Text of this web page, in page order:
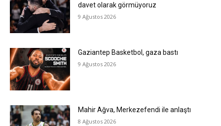
davet olarak görmüyoruz
9 Ağustos 2026
Gaziantep Basketbol, gaza bastı
9 Ağustos 2026
Mahir Ağva, Merkezefendi ile anlaştı
8 Ağustos 2026